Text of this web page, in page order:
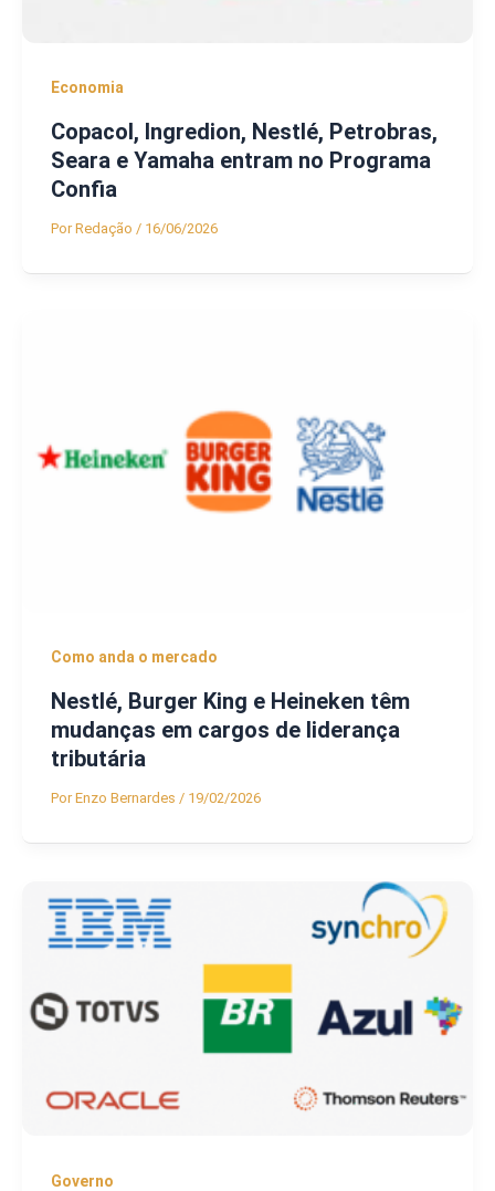
Economia
Copacol, Ingredion, Nestlé, Petrobras,
Seara e Yamaha entram no Programa
Confia
PorRedação / 16/06/2026
Como anda o mercado
Nestlé, Burger King e Heineken têm
mudanças em cargos de liderança
tributária
PorEnzo Bernardes / 19/02/2026
Governo